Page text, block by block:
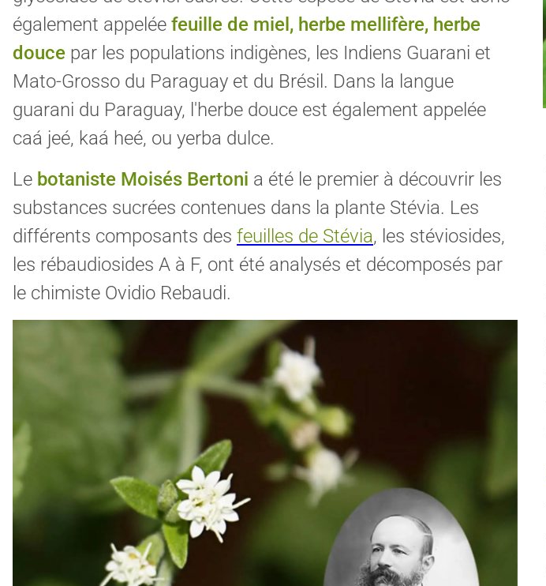
également appelée feuille de miel, herbe mellifère, herbe
douce par les populations indigènes, les Indiens Guarani et
Mato-Grosso du Paraguay et du Brésil. Dans la langue
guarani du Paraguay, l'herbe douce est également appelée
caá jeé, kaá heé, ou yerba dulce.
Le botaniste Moisés Bertoni a été le premier à découvrir les
substances sucrées contenues dans la plante Stévia. Les
différents composants des feuilles de Stévia, les stéviosides,
les rébaudiosides A à F, ont été analysés et décomposés par
le chimiste Ovidio Rebaudi.